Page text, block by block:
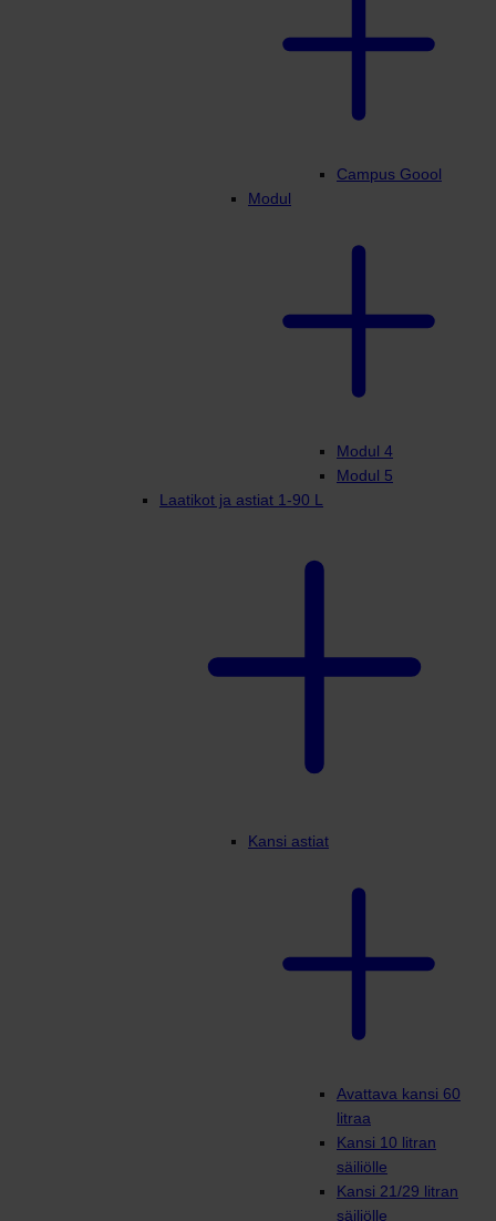
Campus Goool
Modul
Modul 4
Modul 5
Laatikot ja astiat 1-90 L
Kansi astiat
Avattava kansi 60
litraa
Kansi 10 litran
säiliölle
Kansi 21/29 litran
säiliölle